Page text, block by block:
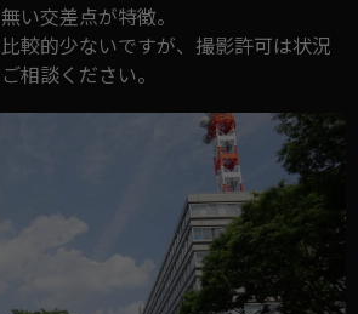
い交差点が特徴。
較的少ないですが、撮影許可は状況
相談ください。